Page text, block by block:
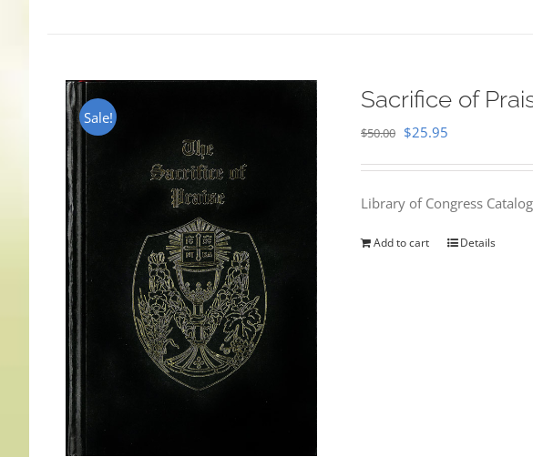
Sale!
Sacrifice of
$50.00 Original
$50.00.
$25.95
$25.95.
Library of Congress
Add to cart Details